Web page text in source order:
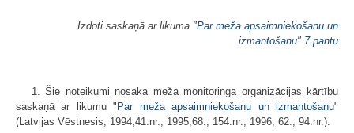
Izdoti saskaņā ar likuma "Par meža apsaimniekošanu un
izmantošanu" 7.pantu
1. Šie noteikumi nosaka meža monitoringa organizācijas kārtību
saskaņā ar likumu " Par meža apsaimniekošanu un izmantošanu"
(Latvijas Vēstnesis, 1994,41.nr.; 1995,68., 154.nr.; 1996, 62., 94.nr.).